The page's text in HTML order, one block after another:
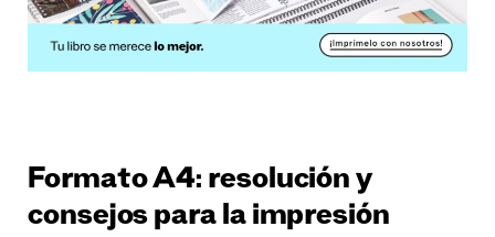
Formato A4: resolución y
consejos para la impresión